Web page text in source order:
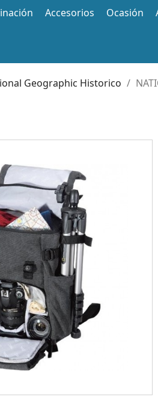
Accesorios Ocasión
Geographic Historico